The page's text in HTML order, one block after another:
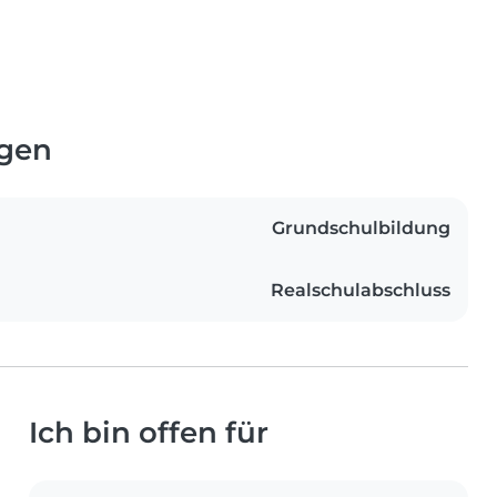
Grundschulbildung
Realschulabschluss
Ich bin offen für